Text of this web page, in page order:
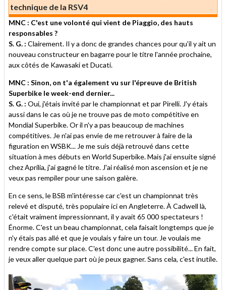
technique de la RSV4
MNC : C'est une volonté qui vient de Piaggio, des hauts
responsables ?
S. G. : Clairement. Il y a donc de grandes chances pour qu'il y ait un
nouveau constructeur en bagarre pour le titre l'année prochaine,
aux côtés de Kawasaki et Ducati.
MNC : Sinon, on t'a également vu sur l'épreuve de British
Superbike le week-end dernier...
S. G. : Oui, j'étais invité par le championnat et par Pirelli. J'y étais
aussi dans le cas où je ne trouve pas de moto compétitive en
Mondial Superbike. Or il n'y a pas beaucoup de machines
compétitives. Je n'ai pas envie de me retrouver à faire de la
figuration en WSBK... Je me suis déjà retrouvé dans cette
situation à mes débuts en World Superbike. Mais j'ai ensuite signé
chez Aprilia, j'ai gagné le titre. J'ai réalisé mon ascension et je ne
veux pas rempiler pour une saison galère.
En ce sens, le BSB m'intéresse car c'est un championnat très
relevé et disputé, très populaire ici en Angleterre. À Cadwell là,
c'était vraiment impressionnant, il y avait 65 000 spectateurs !
Énorme. C'est un beau championnat, cela faisait longtemps que je
n'y étais pas allé et que je voulais y faire un tour. Je voulais me
rendre compte sur place. C'est donc une autre possibilité... En fait,
je veux aller quelque part où je peux gagner. Sans cela, c'est inutile.